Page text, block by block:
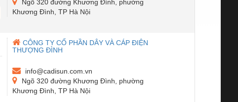
Ngõ 320 đường Khương Đình, phường
Khương Đình, TP Hà Nội
CÔNG TY CỔ PHẦN DÂY VÀ CÁP ĐIỆN
THƯỢNG ĐÌNH
info@cadisun.com.vn
Ngõ 320 đường Khương Đình, phường
Khương Đình, TP Hà Nội